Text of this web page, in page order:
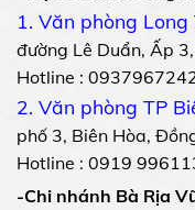
1. Văn phòng
đường Lê Duẩn, Ấp
Hotline :
2. Văn phòng TP
phố 3, Biên Hòa,
Hotline : 0919
-Chi nhánh Bà Rịa